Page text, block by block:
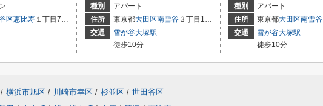
区恵比寿 １丁目7－8
種別
アパート
住所
東京都大田区南雪谷 ３丁目17-16
交通
雪が谷大塚駅
徒歩10分
種別
アパート
住所
東京都大田区南雪谷
交通
雪が谷大塚駅
徒歩10分
/ 横浜市旭区 / 川崎市幸区 / 杉並区 / 世田谷区